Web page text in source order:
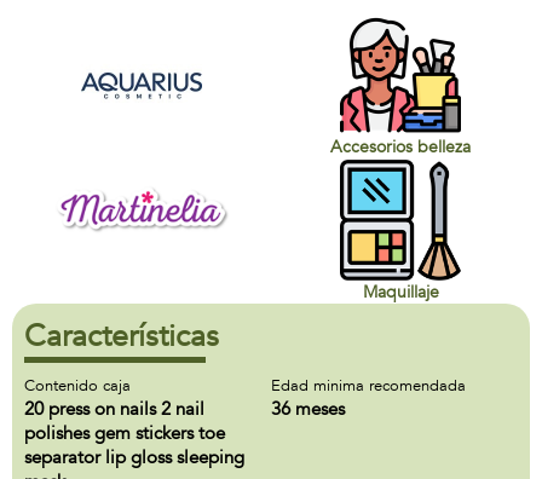
Accesorios belleza
Maquillaje
Características
Contenido caja
20 press on nails 2 nail
polishes gem stickers toe
separator lip gloss sleeping
Edad minima recomendada
36 meses